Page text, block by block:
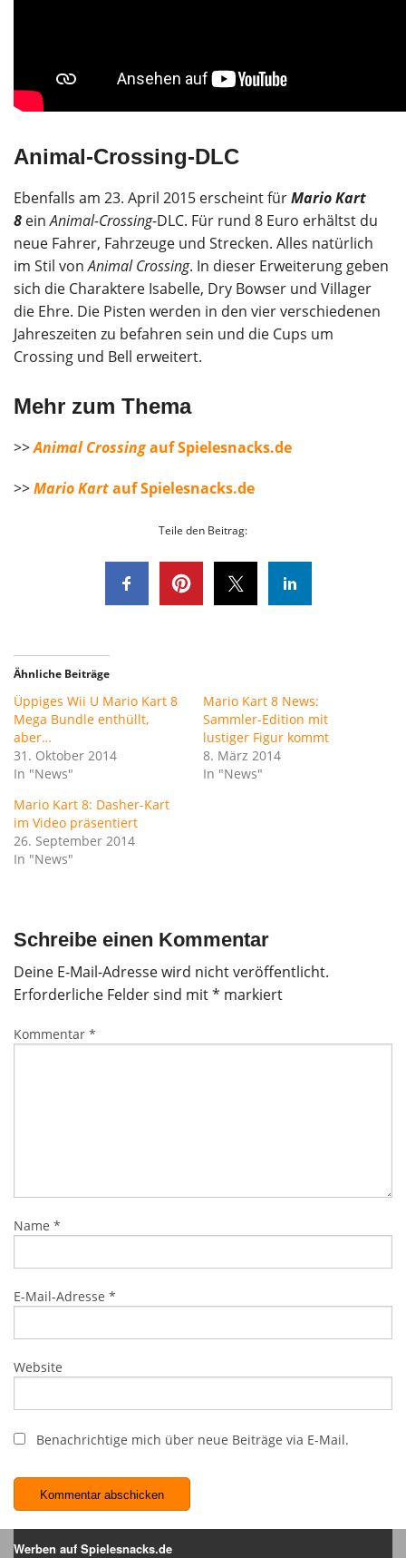
Animal-Crossing-DLC
Ebenfalls am 23. April 2015 erscheint fürMario Kart
8 einAnimal-Crossing-DLC. Für rund 8 Euro erhältst du
neue Fahrer, Fahrzeuge und Strecken. Alles natürlich
im Stil vonAnimal Crossing. In dieser Erweiterung geben
sich die Charaktere Isabelle, Dry Bowser und Villager
die Ehre. Die Pisten werden in den vier verschiedenen
Jahreszeiten zu befahren sein und die Cups um
Crossing und Bell erweitert.
Mehr zum Thema
>>Animal Crossingauf Spielesnacks.de
>>Mario Kartauf Spielesnacks.de
Teile den Beitrag:
Ähnliche Beiträge
Üppiges Wii U Mario Kart 8
Mega Bundle enthüllt,
aber…
31. Oktober 2014
In "News"
Mario Kart 8 News:
Sammler-Edition mit
lustiger Figur kommt
8. März 2014
In "News"
Mario Kart 8: Dasher-Kart
im Video präsentiert
26. September 2014
In "News"
Schreibe einen Kommentar
Deine E-Mail-Adresse wird nicht veröffentlicht.
Erforderliche Felder sind mit* markiert
Kommentar *
Name *
E-Mail-Adresse *
Website
Benachrichtige mich über neue Beiträge via E-Mail.
Werben auf Spielesnacks.de